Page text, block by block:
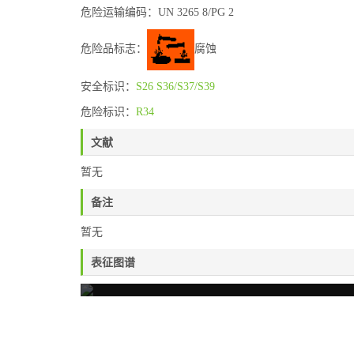
危险运输编码：UN 3265 8/PG 2
危险品标志： 腐蚀
安全标识： S26 S36/S37/S39
危险标识： R34
文献
暂无
备注
暂无
表征图谱